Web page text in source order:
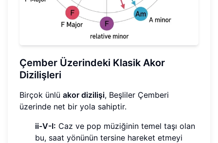
Çember Üzerindeki Klasik Akor
Dizilişleri
Birçok ünlü akor dizilişi, Beşliler Çemberi
üzerinde net bir yola sahiptir.
ii-V-I: Caz ve pop müziğinin temel taşı olan
bu, saat yönünün tersine hareket etmeyi